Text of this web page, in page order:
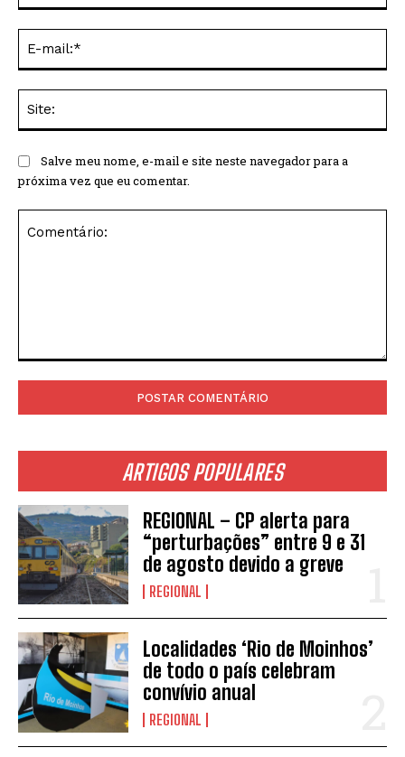
ARTIGOS POPULARES
REGIONAL – CP alerta para
“perturbações” entre 9 e 31
de agosto devido a greve
REGIONAL
Localidades ‘Rio de Moinhos’
de todo o país celebram
convívio anual
REGIONAL
Salve meu nome, e-mail e site neste navegador para a
próxima vez que eu comentar.